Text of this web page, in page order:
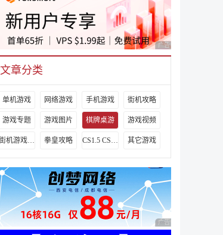
广告 商业广告，理性
文章分类
单机游戏 网络游戏 手机游戏 街机攻略
游戏专题 游戏图片 棋牌桌游 游戏视频
街机游戏出招表 拳皇攻略 CS1.5 CS1.6攻略 其它游戏
广告 商业广告，理性